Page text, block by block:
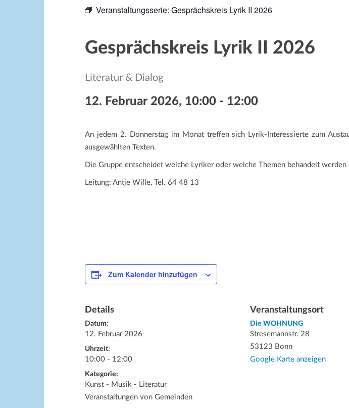
Veranstaltungsserie: Gesprächskreis Lyrik II 2026
Gesprächskreis Lyrik II 2026
Literatur & Dialog
12. Februar 2026, 10:00 - 12:00
An jedem 2. Donnerstag im Monat treffen sich Lyrik-Interessierte zum
ausgewählten Texten.
Die Gruppe entscheidet welche Lyriker oder welche Themen behandelt werden
Leitung: Antje Wille, Tel. 64 48 13
Zum Kalender hinzufügen
Details
Datum:
12. Februar 2026
Uhrzeit:
10:00 - 12:00
Kategorie:
Kunst - Musik - Literatur
Veranstaltungen von Gemeinden
Veranstaltungsort
Die WOHNUNG
Stresemannstr. 28
53123 Bonn
Google Karte anzeigen